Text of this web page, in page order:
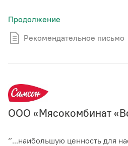
Продолжение
Рекомендательное письмо
ООО «Мясокомбинат
‘’...наибольшую ценность для